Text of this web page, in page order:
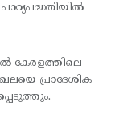
കേരളത്തിലെ
പ്രാദേശിക